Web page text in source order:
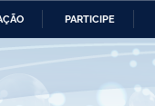
PARTICIPE
Ministério da Economia